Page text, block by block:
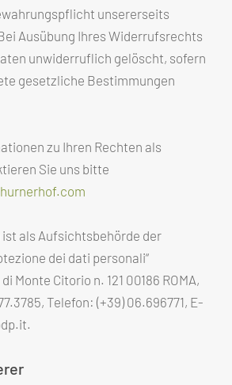
unsererseits
Ausübung Ihres Widerrufsrechts
unwiderruflich gelöscht, sofern
gesetzliche Bestimmungen
zu Ihren Rechten als
Sie uns bitte
als Aufsichtsbehörde der
dei dati personali“
Monte Citorio n. 121 00186 ROMA,
Telefon: (+39) 06.696771, E-